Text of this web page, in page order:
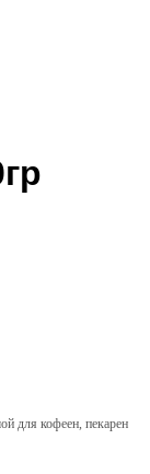
для кофеен, пекарен